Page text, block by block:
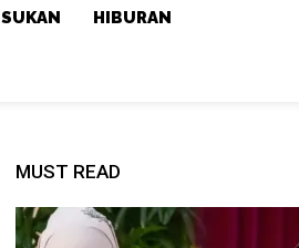
SUKAN
HIBURAN
MUST READ